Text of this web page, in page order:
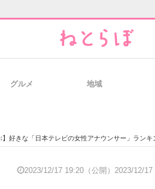
グルメ 地域
日本テレビの女性アナウンサー」ランキングTOP27！ 第1位は「佐藤真知子」【
2023/12/17 19:20（公開） 2023/12/17